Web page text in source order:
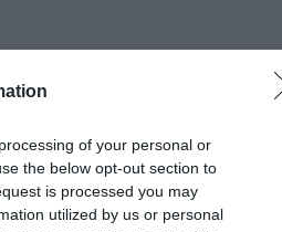
of your personal or
the below opt-out section to
is processed you may
utilized by us or personal